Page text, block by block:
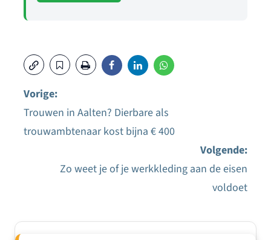
Bericht
Vorige:
Trouwen in Aalten? Dierbare als
trouwambtenaar kost bijna € 400
Volgende:
Zo weet je of je werkkleding aan de eisen
voldoet